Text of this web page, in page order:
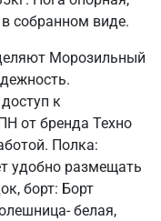
собранном виде.
Морозильный
к
от бренда Техно
Полка:
удобно размещать
борт: Борт
белая,